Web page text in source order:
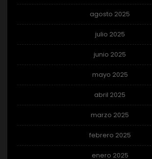
agosto 2025
julio 2025
junio 2025
mayo 2025
abril 2025
marzo 2025
febrero 2025
enero 2025